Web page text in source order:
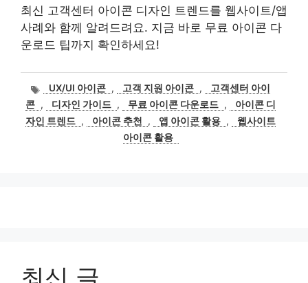
최신 고객센터 아이콘 디자인 트렌드를 웹사이트/앱
사례와 함께 알려드려요. 지금 바로 무료 아이콘 다
운로드 팁까지 확인하세요!
태
그
UX/UI 아이콘 , 고객 지원 아이콘 ,
고객센터 아이
콘 , 디자인 가이드 , 무료 아이콘 다운로드 ,
아이콘 디
자인 트렌드 , 아이콘 추천 , 앱 아이콘 활용 ,
웹사이트
아이콘 활용
최신 글